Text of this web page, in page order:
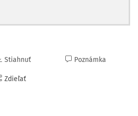
Stiahnuť
Zdieľať
Poznámka